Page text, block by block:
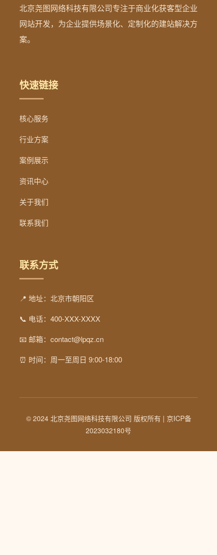
北京尧图网络科技有限公司专注于商业化获客型企业
网站开发，为企业提供场景化、定制化的建站解决方
案。
快速链接
核心服务
行业方案
案例展示
资讯中心
关于我们
联系我们
联系方式
📍 地址：北京市朝阳区
📞 电话：400-XXX-XXXX
📧 邮箱：contact@lpqz.cn
⏰ 时间：周一至周日 9:00-18:00
© 2024 北京尧图网络科技有限公司 版权所有 | 京ICP备
2023032180号